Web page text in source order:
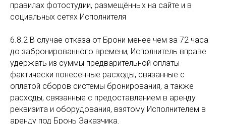
правилах фотостудии, размещённых на сайте и в
социальных сетях Исполнителя
6.8.2 В случае отказа от Брони менее чем за 72 часа
до забронированного времени, Исполнитель вправе
удержать из суммы предварительной оплаты
фактически понесенные расходы, связанные с
оплатой сборов системы бронирования, а также
расходы, связанные с предоставлением в аренду
реквизита и оборудования, взятому Исполнителем в
аренду под Бронь Заказчика.